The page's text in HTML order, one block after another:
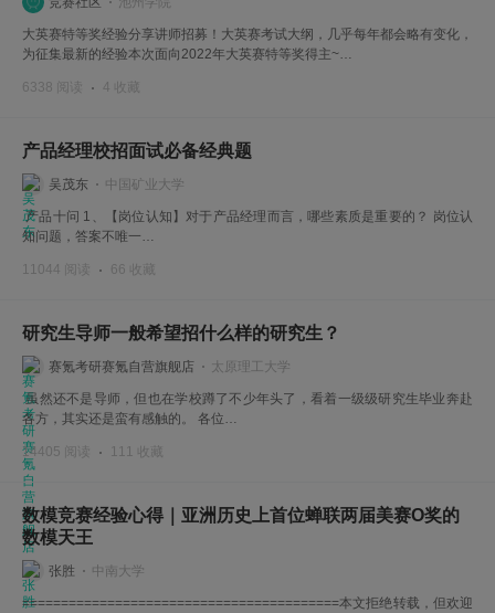
大英赛特等奖经验分享讲师招募！大英赛考试大纲，几乎每年都会略有变化，
为征集最新的经验本次面向2022年大英赛特等奖得主~…
6338 阅读 4 收藏
产品经理校招面试必备经典题
吴茂东 中国矿业大学
产品十问 1、【岗位认知】对于产品经理而言，哪些素质是重要的？ 岗位认
知问题，答案不唯一…
11044 阅读 66 收藏
研究生导师一般希望招什么样的研究生？
赛氪考研赛氪自营旗舰店 太原理工大学
虽然还不是导师，但也在学校蹲了不少年头了，看着一级级研究生毕业奔赴
各方，其实还是蛮有感触的。 各位…
14405 阅读 111 收藏
数模竞赛经验心得｜亚洲历史上首位蝉联两届美赛O奖的
数模天王
张胜 中南大学
=========================================本文拒绝转载，但欢迎